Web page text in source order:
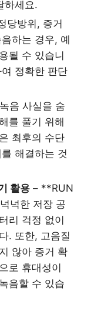
하세요.
당방위, 증거
하는 경우, 예
될 수 있습니
정확한 판단
음 사실을 숨
를 풀기 위해
최후의 수단
해결하는 것
활용 – **RUN
넉한 저장 공
리 걱정 없이
. 또한, 고음질
않아 증거 확
로 휴대성이
음할 수 있습